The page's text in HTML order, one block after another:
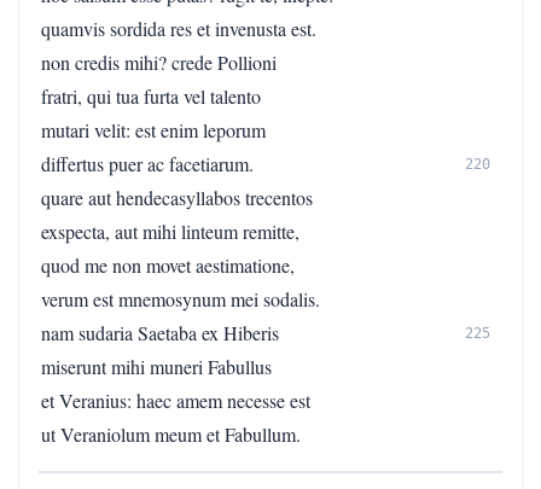
quamvis sordida res et invenusta est.
non credis mihi? crede Pollioni
fratri, qui tua furta vel talento
mutari velit: est enim leporum
differtus puer ac facetiarum.
220
quare aut hendecasyllabos trecentos
exspecta, aut mihi linteum remitte,
quod me non movet aestimatione,
verum est mnemosynum mei sodalis.
nam sudaria Saetaba ex Hiberis
225
miserunt mihi muneri Fabullus
et Veranius: haec amem necesse est
ut Veraniolum meum et Fabullum.